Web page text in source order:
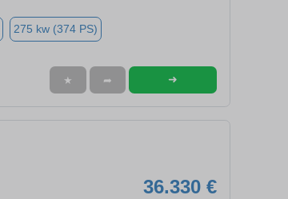
275 kw (374 PS)
★ ➦ ➜
36.330 €